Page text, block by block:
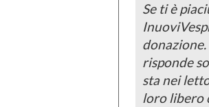
Se ti è
risponde
sta nei
loro libero